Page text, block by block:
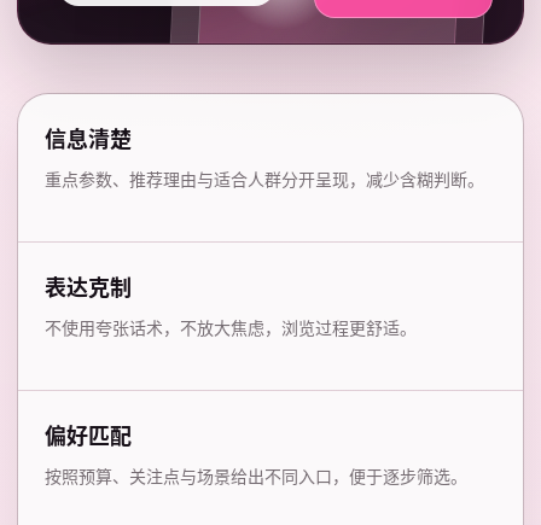
信息清楚
重点参数、推荐理由与适合人群分开呈现，减少含糊判断。
表达克制
不使用夸张话术，不放大焦虑，浏览过程更舒适。
偏好匹配
按照预算、关注点与场景给出不同入口，便于逐步筛选。